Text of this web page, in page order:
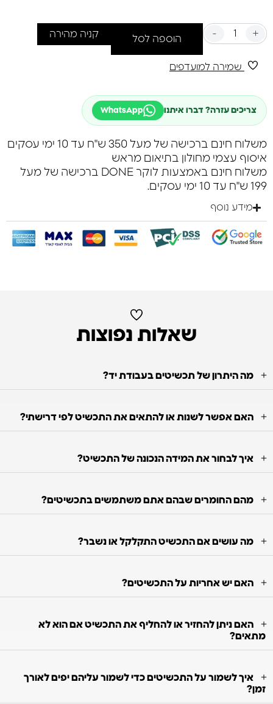
- +
הוספה לסל קניה מהירה
שמירה למועדפים
צריכים עזרה? דברו איתנו WhatsApp
משלוח חינם ברכישה של מעל 350 ש"ח עד 10 ימי עסקים
איסוף עצמי מחולון בתיאום מראש
משלוח חינם באמצעות לוקר DONE ברכישה של מעל
199 ש"ח עד 10 ימי עסקים.
מידע נוסף
שאלות נפוצות
מה היתרון של תכשיטים בעבודת יד?
האם אפשר לשנות או להתאים את התכשיט לפי דרישתי?
איך לבחור את המידה הנכונה של התכשיט?
מהם החומרים שבהם אתם משתמשים בתכשיטים?
מה עושים אם התכשיט התקלקל או נשבר?
האם יש אחריות על התכשיטים?
האם ניתן להחזיר או להחליף את התכשיט אם הוא לא
מתאים?
איך לשמור על התכשיטים כדי לשמור עליהם יפים לאורך
זמן?